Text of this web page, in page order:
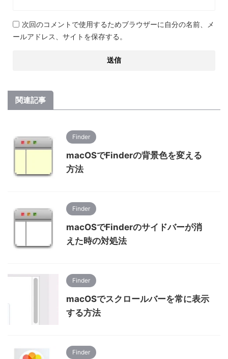
次回のコメントで使用するためブラウザーに自分の名前、メ
ールアドレス、サイトを保存する。
関連記事
Finder
macOSでFinderの背景色を変える
方法
Finder
macOSでFinderのサイドバーが消
えた時の対処法
Finder
macOSでスクロールバーを常に表示
する方法
Finder